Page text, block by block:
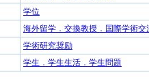
学位
海外留学．交換教授．国際学術交
学術研究奨励
学生．学生生活．学生問題